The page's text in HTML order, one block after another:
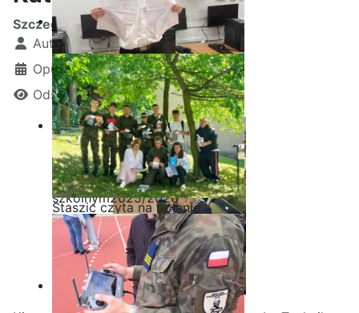
Ostatnia garść certyfikatów
Akademii CISCO w roku
szkolnym2025/2026
Staszic czyta na polanie
Szczegóły
Autor: Kamil Krosta
Opublikowano: 05 maj 2026
Odsłon: 522